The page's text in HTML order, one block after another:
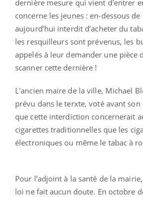
dernière mesure qui vient d'entrer
concerne les jeunes : en-dessous
aujourd’hui interdit d’acheter du
les resquilleurs sont prévenus, les
appelés à leur demander une pièce
scanner cette dernière !
L'ancien maire de la ville, Michael
prévu dans le terxte, voté avant
que cette interdiction concernerait
cigarettes traditionnelles que les
électroniques ou même le tabac à
Pour l’adjoint à la santé de la
loi ne fait aucun doute. En octobre